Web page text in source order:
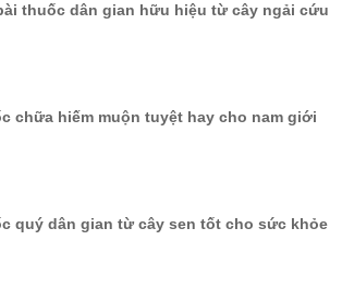
thuốc dân gian hữu hiệu từ cây ngải cứu
chữa hiếm muộn tuyệt hay cho nam giới
quý dân gian từ cây sen tốt cho sức khỏe